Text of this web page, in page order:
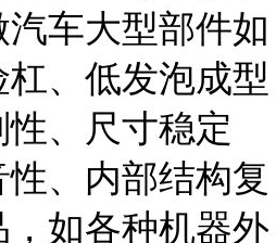
车大型部件如
、低发泡成型
、尺寸稳定
、内部结构复
如各种机器外